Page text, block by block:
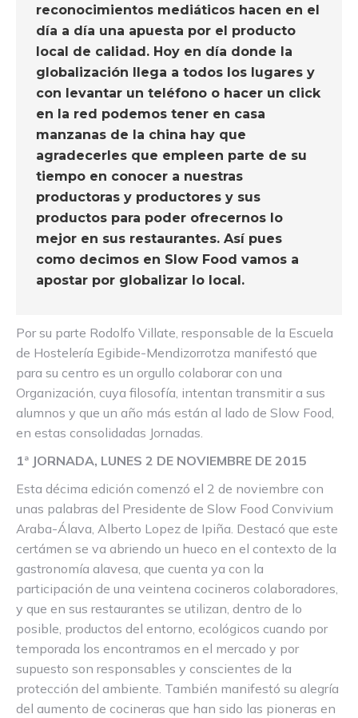
reconocimientos mediáticos hacen en el
día a día una apuesta por el producto
local de calidad. Hoy en día donde la
globalización llega a todos los lugares y
con levantar un teléfono o hacer un click
en la red podemos tener en casa
manzanas de la china hay que
agradecerles que empleen parte de su
tiempo en conocer a nuestras
productoras y productores y sus
productos para poder ofrecernos lo
mejor en sus restaurantes. Así pues
como decimos en Slow Food vamos a
apostar por globalizar lo local.
Por su parte Rodolfo Villate, responsable de la Escuela
de Hostelería Egibide-Mendizorrotza manifestó que
para su centro es un orgullo colaborar con una
Organización, cuya filosofía, intentan transmitir a sus
alumnos y que un año más están al lado de Slow Food,
en estas consolidadas Jornadas.
1ª JORNADA, LUNES 2 DE NOVIEMBRE DE 2015
Esta décima edición comenzó el 2 de noviembre con
unas palabras del Presidente de Slow Food Convivium
Araba-Álava, Alberto Lopez de Ipiña. Destacó que este
certámen se va abriendo un hueco en el contexto de la
gastronomía alavesa, que cuenta ya con la
participación de una veintena cocineros colaboradores,
y que en sus restaurantes se utilizan, dentro de lo
posible, productos del entorno, ecológicos cuando por
temporada los encontramos en el mercado y por
supuesto son responsables y conscientes de la
protección del ambiente. También manifestó su alegría
del aumento de cocineras que han sido las pioneras en